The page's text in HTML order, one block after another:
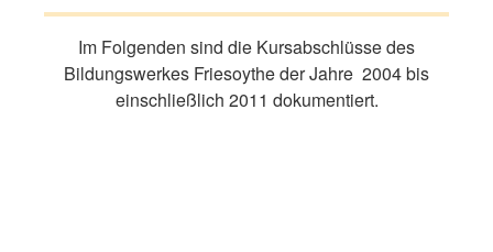
Im Folgenden sind die Kursabschlüsse des
Bildungswerkes Friesoythe der Jahre 2004 bis
einschließlich 2011 dokumentiert.